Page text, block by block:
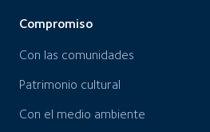
Compromiso
Con las comunidades
Patrimonio cultural
Con el medio ambiente